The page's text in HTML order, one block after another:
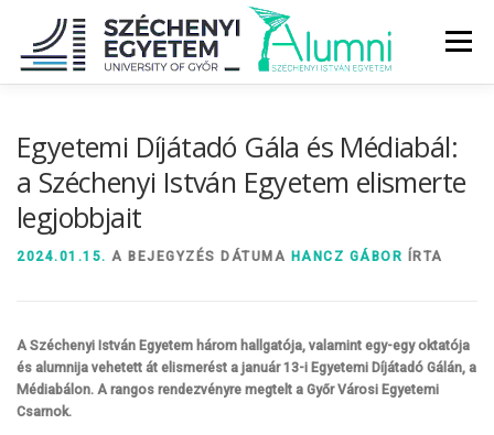
tartalomhoz
Menü
DIPLOMAÁTADÓ
Egyetemi Díjátadó Gála és Médiabál:
a Széchenyi István Egyetem elismerte
legjobbjait
2024.01.15. A BEJEGYZÉS DÁTUMA HANCZ GÁBOR ÍRTA
A Széchenyi István Egyetem három hallgatója, valamint egy-egy oktatója
és alumnija vehetett át elismerést a január 13-i Egyetemi Díjátadó Gálán, a
Médiabálon. A rangos rendezvényre megtelt a Győr Városi Egyetemi
Csarnok.